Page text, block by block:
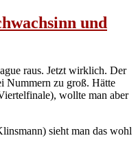
und
raus. Jetzt wirklich. Der
Nummern zu groß. Hätte
wollte man aber
sieht man das wohl